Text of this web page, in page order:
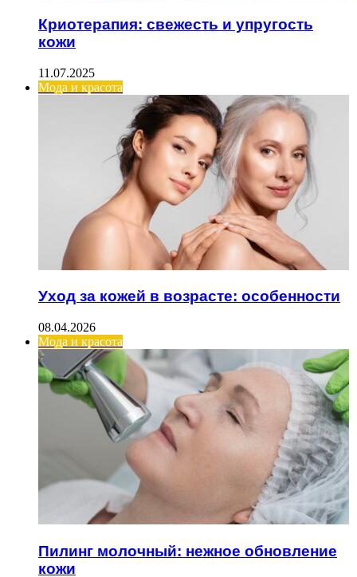
Криотерапия: свежесть и упругость
кожи
11.07.2025
Мода и красота
Уход за кожей в возрасте: особенности
08.04.2026
Мода и красота
Пилинг молочный: нежное обновление
кожи